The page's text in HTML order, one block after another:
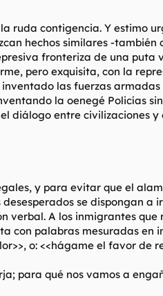
ruda contigencia. Y estimo
hechos similares -también
fronteriza de una puta
pero exquisita, con la
las fuerzas
la oenegé Policías
diálogo entre civilizaciones y
y para evitar que el
se dispongan a
verbal. A los inmigrantes
palabras mesuradas en
o: <<hágame el favor de
para qué nos vamos a